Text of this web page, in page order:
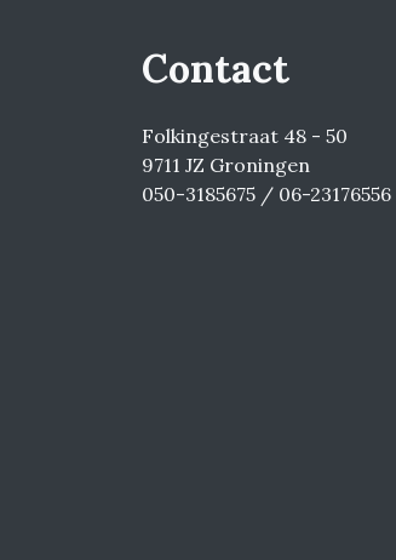
Contact
Folkingestraat 48 - 50
9711 JZ Groningen
050-3185675 / 06-23176556